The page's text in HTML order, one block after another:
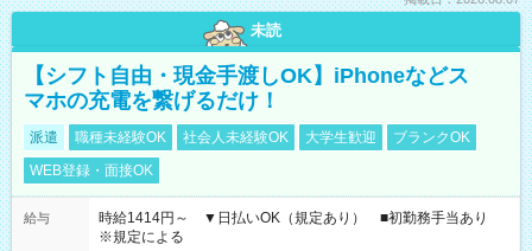
未読
【シフト自由・現金手渡しOK】iPhoneなどス
マホの充電を繋げるだけ！
派遣 職種未経験OK 社会人未経験OK 大学生歓迎
ブランクOK
WEB登録・面接OK
給与
時給1414円～ ▼日払いOK（規定あり） ■初勤務手当あり
※規定による